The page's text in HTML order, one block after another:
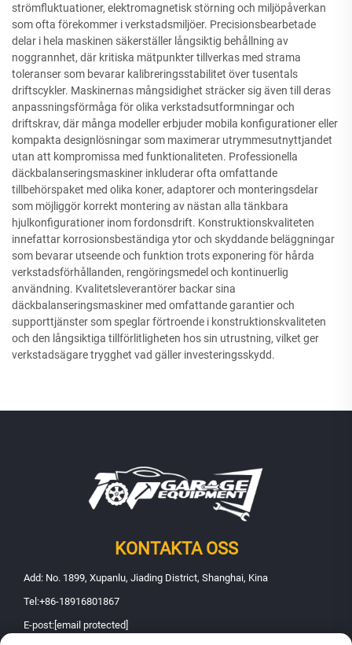
strömfluktuationer, elektromagnetisk störning och miljöpåverkan
som ofta förekommer i verkstadsmiljöer. Precisionsbearbetade
delar i hela maskinen säkerställer långsiktig behållning av
noggrannhet, där kritiska mätpunkter tillverkas med strama
toleranser som bevarar kalibreringsstabilitet över tusentals
driftscykler. Maskinernas mångsidighet sträcker sig även till deras
anpassningsförmåga för olika verkstadsutformningar och
driftskrav, där många modeller erbjuder mobila konfigurationer eller
kompakta designlösningar som maximerar utrymmesutnyttjandet
utan att kompromissa med funktionaliteten. Professionella
däckbalanseringsmaskiner inkluderar ofta omfattande
tillbehörspaket med olika koner, adaptorer och monteringsdelar
som möjliggör korrekt montering av nästan alla tänkbara
hjulkonfigurationer inom fordonsdrift. Konstruktionskvaliteten
innefattar korrosionsbeständiga ytor och skyddande beläggningar
som bevarar utseende och funktion trots exponering för hårda
verkstadsförhållanden, rengöringsmedel och kontinuerlig
användning. Kvalitetsleverantörer backar sina
däckbalanseringsmaskiner med omfattande garantier och
supporttjänster som speglar förtroende i konstruktionskvaliteten
och den långsiktiga tillförlitligheten hos sin utrustning, vilket ger
verkstadsägare trygghet vad gäller investeringsskydd.
KONTAKTA OSS
Add: No. 1899, Xupanlu, Jiading District, Shanghai, Kina
Tel:+86-18916801867
E-post: [email protected]